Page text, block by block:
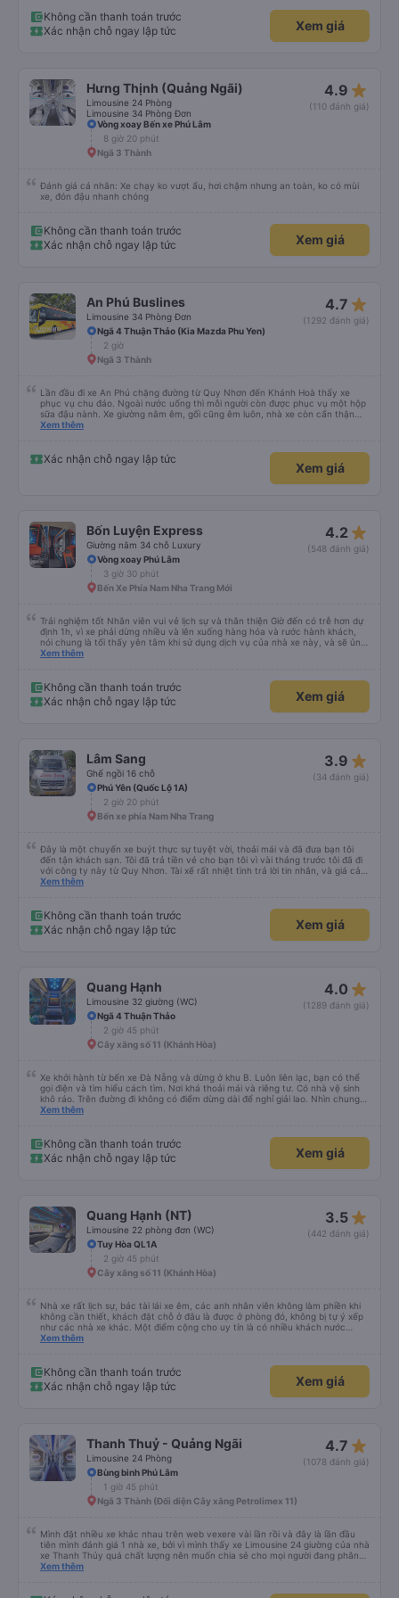
Không cần thanh toán trước
Xác nhận chỗ ngay lập tức
Xem giá
Hưng Thịnh (Quảng Ngãi)
Limousine 24 Phòng
Limousine 34 Phòng Đơn
4.9 star_rate
(110 đánh giá)
Vòng xoay Bến xe Phú Lâm
8 giờ 20 phút
Ngã 3 Thành
Đánh giá cá nhân: Xe chạy ko vượt ẩu, hơi chậm nhưng an toàn, ko có mùi
xe, đón đậu nhanh chóng
Không cần thanh toán trước
Xác nhận chỗ ngay lập tức
Xem giá
An Phú Buslines
Limousine 34 Phòng Đơn
4.7 star_rate
(1292 đánh giá)
Ngã 4 Thuận Thảo (Kia Mazda Phu Yen)
2 giờ
Ngã 3 Thành
Lần đầu đi xe An Phú chặng đường từ Quy Nhơn đến Khánh Hoà thấy xe
phục vụ chu đáo. Ngoài nước uống thì mỗi người còn được phục vụ một hộp
sữa đậu nành. Xe giường nằm êm, gối cũng êm luôn, nhà xe còn cẩn thận
treo thêm ở mỗi giường một cái giỏ nhỏ để đựng chai nước uống tránh rớt.
ngoài (với số tiền bỏ ra cho tuyến đường như vậy thì thấy rất tốt)
Xem thêm
Xác nhận chỗ ngay lập tức
Xem giá
Bốn Luyện Express
Giường nằm 34 chỗ Luxury
4.2 star_rate
(548 đánh giá)
Vòng xoay Phú Lâm
3 giờ 30 phút
Bến Xe Phía Nam Nha Trang Mới
Trải nghiệm tốt Nhân viên vui vẻ lịch sự và thân thiện Giờ đến có trễ hơn dự
định 1h, vì xe phải dừng nhiều và lên xuống hàng hóa và rước hành khách,
nói chung là tối thấy yên tâm khi sử dụng dịch vụ của nhà xe này, và sẽ ủng
hộ và giới thiệu cho người thân sử dụng dịch vụ của nhà xe này
Xem thêm
Không cần thanh toán trước
Xác nhận chỗ ngay lập tức
Xem giá
Lâm Sang
Ghế ngồi 16 chỗ
3.9 star_rate
(34 đánh giá)
Phú Yên (Quốc Lộ 1A)
2 giờ 20 phút
Bến xe phía Nam Nha Trang
Đây là một chuyến xe buýt thực sự tuyệt vời, thoải mái và đã đưa bạn tôi
đến tận khách sạn. Tôi đã trả tiền vé cho bạn tôi vì vài tháng trước tôi đã đi
với công ty này từ Quy Nhơn. Tài xế rất nhiệt tình trả lời tin nhắn, và giá cả
rất hợp lý, rẻ hơn so với các lựa chọn khác cho dịch vụ 5 sao. Rất đáng để
Xem thêm
Không cần thanh toán trước
Xác nhận chỗ ngay lập tức
Xem giá
Quang Hạnh
Limousine 32 giường (WC)
4.0 star_rate
(1289 đánh giá)
Ngã 4 Thuận Thảo
2 giờ 45 phút
Cây xăng số 11 (Khánh Hòa)
Xe khởi hành từ bến xe Đà Nẵng và dừng ở khu B. Luôn liên lạc, bạn có thể
gọi điện và tìm hiểu cách tìm. Nơi khá thoải mái và riêng tư. Có nhà vệ sinh
khô ráo. Trên đường đi không có điểm dừng dài để nghỉ giải lao. Nhìn chung
mọi thứ đều tuyệt vời.
Xem thêm
Không cần thanh toán trước
Xác nhận chỗ ngay lập tức
Xem giá
Quang Hạnh (NT)
Limousine 22 phòng đơn (WC)
3.5 star_rate
(442 đánh giá)
Tuy Hòa QL1A
2 giờ 45 phút
Cây xăng số 11 (Khánh Hòa)
Nhà xe rất lịch sự, bác tài lái xe êm, các anh nhân viên không làm phiền khi
không cần thiết, khách đặt chỗ ở đâu là được ở phòng đó, không bị tự ý xếp
như các nhà xe khác. Một điểm cộng cho uy tín là có nhiều khách nước
Xem thêm
Không cần thanh toán trước
Xác nhận chỗ ngay lập tức
Xem giá
Thanh Thuỷ - Quảng Ngãi
Limousine 24 Phòng
4.7 star_rate
(1078 đánh giá)
Bùng binh Phú Lâm
1 giờ 45 phút
Ngã 3 Thành (Đối diện Cây xăng Petrolimex 11)
Mình đặt nhiều xe khác nhau trên web vexere vài lần rồi và đây là lần đầu
tiên mình đánh giá 1 nhà xe, bởi vì mình thấy xe Limousine 24 giường của nhà
xe Thanh Thủy quá chất lượng nên muốn chia sẻ cho mọi người đang phân
vân có nên đi hay không. - Giá vé: 600k/giường/1người. - Giờ giấc: mình đặt
Xem thêm